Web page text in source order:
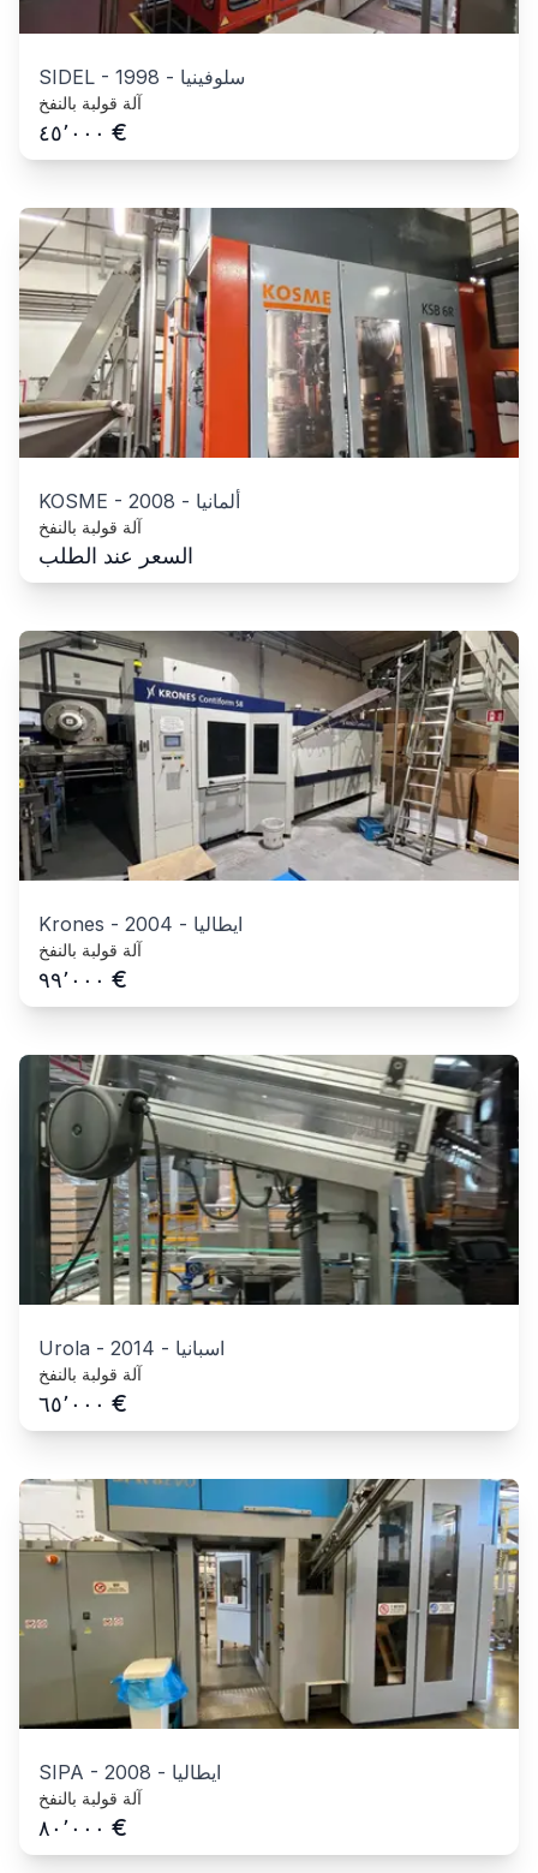
SIDEL - 1998 - سلوفينيا
آلة قولبة بالنفخ
٤٥٬٠٠٠ €
KOSME - 2008 - ألمانيا
آلة قولبة بالنفخ
السعر عند الطلب
Krones - 2004 - ايطاليا
آلة قولبة بالنفخ
٩٩٬٠٠٠ €
Urola - 2014 - اسبانيا
آلة قولبة بالنفخ
٦٥٬٠٠٠ €
SIPA - 2008 - ايطاليا
آلة قولبة بالنفخ
٨٠٬٠٠٠ €